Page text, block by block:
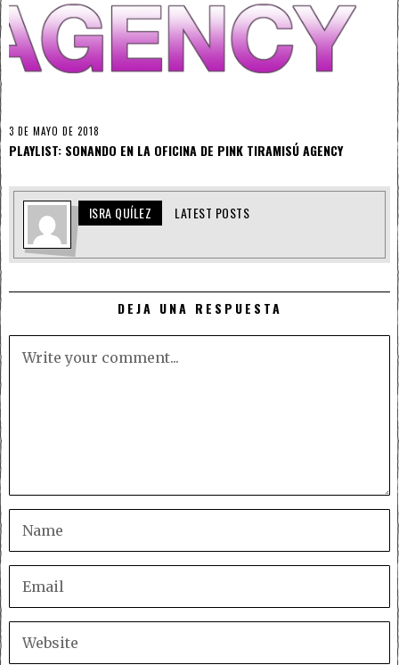
3 DE MAYO DE 2018
PLAYLIST: SONANDO EN LA OFICINA DE PINK TIRAMISÚ AGENCY
ISRA QUÍLEZ LATEST POSTS
DEJA UNA RESPUESTA